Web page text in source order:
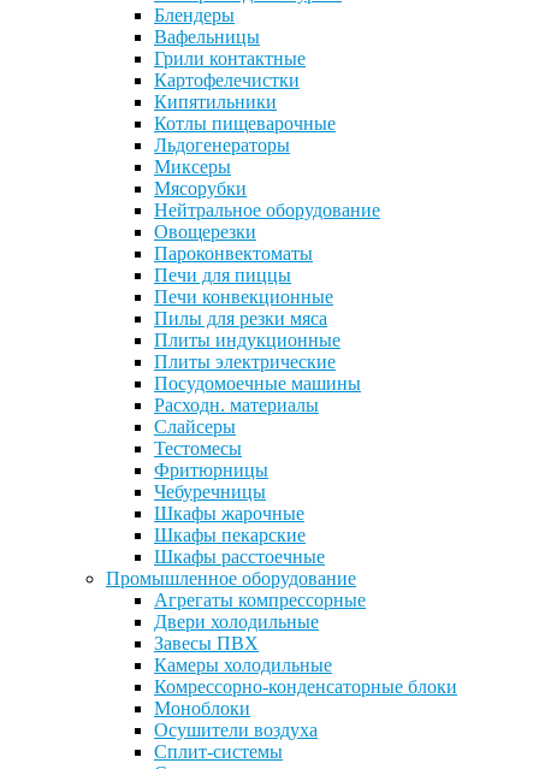
Блендеры
Вафельницы
Грили контактные
Картофелечистки
Кипятильники
Котлы пищеварочные
Льдогенераторы
Миксеры
Мясорубки
Нейтральное оборудование
Овощерезки
Пароконвектоматы
Печи для пиццы
Печи конвекционные
Пилы для резки мяса
Плиты индукционные
Плиты электрические
Посудомоечные машины
Расходн. материалы
Слайсеры
Тестомесы
Фритюрницы
Чебуречницы
Шкафы жарочные
Шкафы пекарские
Шкафы расстоечные
Промышленное оборудование
Агрегаты компрессорные
Двери холодильные
Завесы ПВХ
Камеры холодильные
Комрессорно-конденсаторные блоки
Моноблоки
Осушители воздуха
Сплит-системы